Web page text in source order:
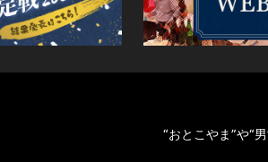
“おとこやま”や“